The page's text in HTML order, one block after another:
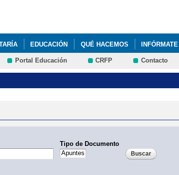
EDUCACIÓN QUÉ HACEMOS INFÓRMATE
Portal Educación CRFP Contacto
Tipo de Documento